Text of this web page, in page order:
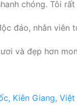
chóng. Tôi
đáo, nhân viên
và đẹp hơn
Kiên Giang, Việt